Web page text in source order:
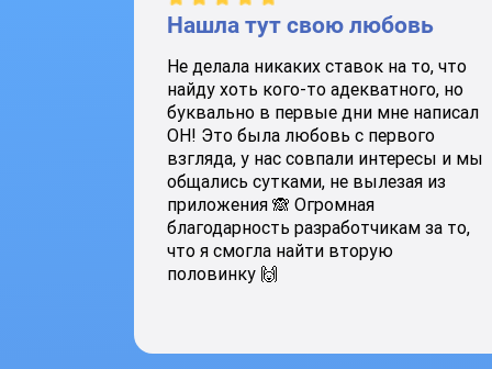
Нашла тут свою любовь
Не делала никаких ставок на то, что
найду хоть кого-то адекватного, но
буквально в первые дни мне написал
ОН! Это была любовь с первого
взгляда, у нас совпали интересы и мы
общались сутками, не вылезая из
приложения 🙈 Огромная
благодарность разработчикам за то,
что я смогла найти вторую
половинку 🙌